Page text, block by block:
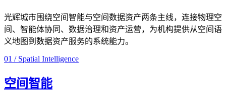
光辉城市围绕空间智能与空间数据资产两条主线，连接物理空
间、智能体协同、数据治理和资产运营，为机构提供从空间语
义地图到数据资产服务的系统能力。
01 / Spatial Intelligence
空间智能